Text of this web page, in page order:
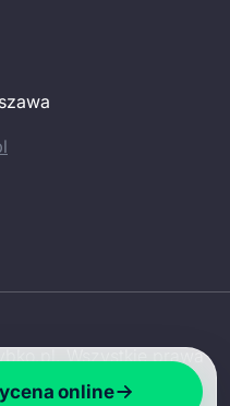
Wszystkie prawa
zastrzeżone.
online